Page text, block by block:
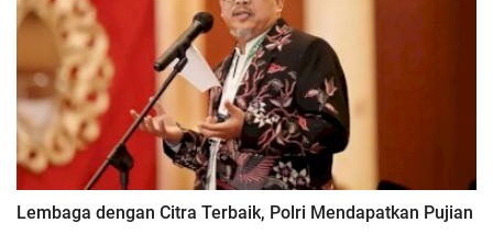
Lembaga dengan Citra Terbaik, Polri Mendapatkan Pujian